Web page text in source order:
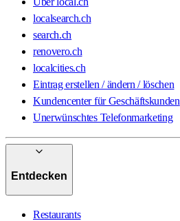
localsearch.ch
search.ch
renovero.ch
localcities.ch
Eintrag erstellen / ändern / löschen
Kundencenter für Geschäftskunden
Unerwünschtes Telefonmarketing
Entdecken
Restaurants